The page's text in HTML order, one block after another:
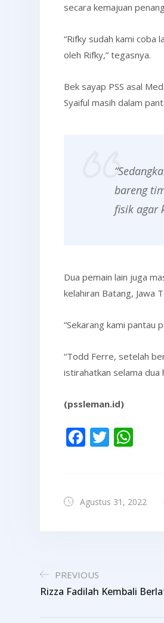
secara kemajuan
“Rifky sudah kami coba
oleh Rifky,” tegasnya.
Bek sayap PSS asal
Syaiful masih dalam
bareng
fisik agar
Dua pemain lain juga
kelahiran Batang, Jawa
“Sekarang kami pantau
“Todd Ferre, setelah
istirahatkan selama dua
(pssleman.id)
Facebook
Twitter
Agustus 31, 2022
PREVIOUS
Rizza Fadilah Kembali